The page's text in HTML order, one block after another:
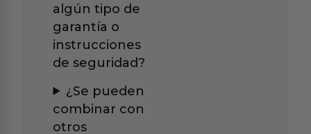
algún tipo de
garantía o
instrucciones
de seguridad?
¿Se pueden
combinar con
otros